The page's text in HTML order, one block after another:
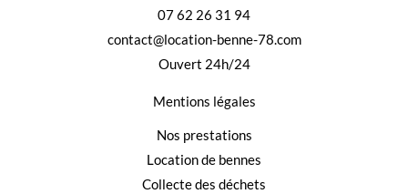
07 62 26 31 94
contact@location-benne-78.com
Ouvert 24h/24
Mentions légales
Nos prestations
Location de bennes
Collecte des déchets